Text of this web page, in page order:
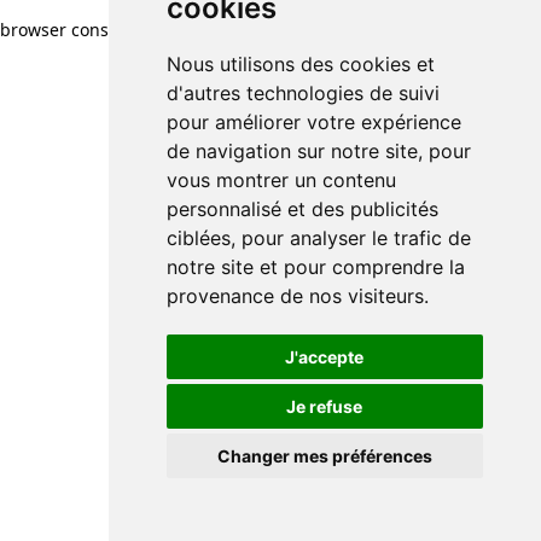
cookies
Nous utilisons des cookies et
d'autres technologies de suivi
pour améliorer votre expérience
de navigation sur notre site, pour
vous montrer un contenu
personnalisé et des publicités
ciblées, pour analyser le trafic de
notre site et pour comprendre la
provenance de nos visiteurs.
J'accepte
Je refuse
Changer mes préférences
browser console for more information)